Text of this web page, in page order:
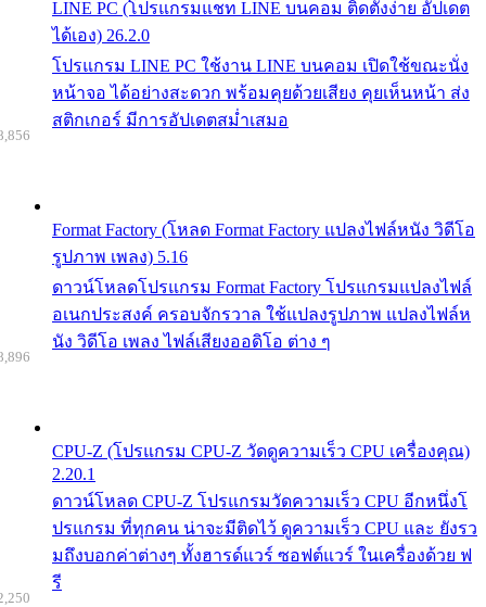
LINE PC (โปรแกรมแชท LINE บนคอม ติดตั้งง่าย อัปเดต
ได้เอง) 26.2.0
โปรแกรม LINE PC ใช้งาน LINE บนคอม เปิดใช้ขณะนั่ง
หน้าจอ ได้อย่างสะดวก พร้อมคุยด้วยเสียง คุยเห็นหน้า ส่ง
สติกเกอร์ มีการอัปเดตสม่ำเสมอ
Format Factory (โหลด Format Factory แปลงไฟล์หนัง วิดีโอ
รูปภาพ เพลง) 5.16
ดาวน์โหลดโปรแกรม Format Factory โปรแกรมแปลงไฟล์
อเนกประสงค์ ครอบจักรวาล ใช้แปลงรูปภาพ แปลงไฟล์ห
นัง วิดีโอ เพลง ไฟล์เสียงออดิโอ ต่าง ๆ
CPU-Z (โปรแกรม CPU-Z วัดดูความเร็ว CPU เครื่องคุณ)
2.20.1
ดาวน์โหลด CPU-Z โปรแกรมวัดความเร็ว CPU อีกหนึ่งโ
ปรแกรม ที่ทุกคน น่าจะมีติดไว้ ดูความเร็ว CPU และ ยังรว
มถึงบอกค่าต่างๆ ทั้งฮารด์แวร์ ซอฟต์แวร์ ในเครื่องด้วย ฟ
รี